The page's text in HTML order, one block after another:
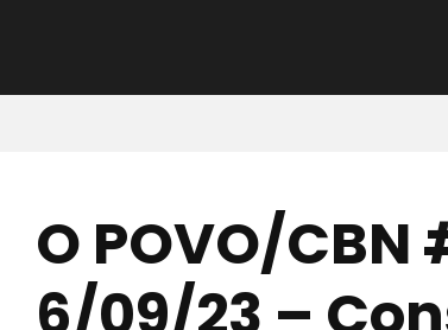
O POVO/